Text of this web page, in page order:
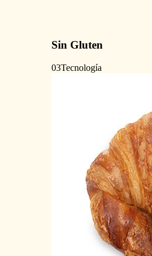
Sin Gluten
03Tecnología